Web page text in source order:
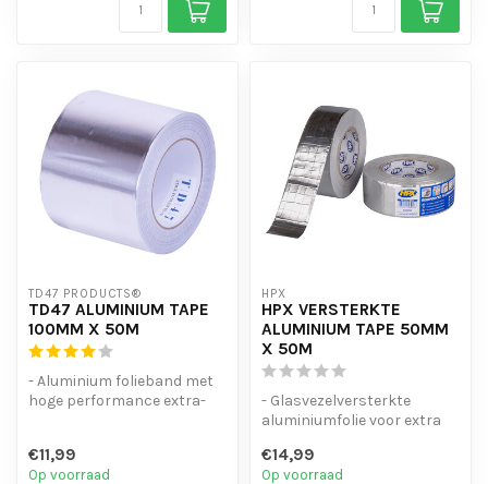
TD47 PRODUCTS®
TD47 ALUMINIUM TAPE
100MM X 50M
- Aluminium folieband met
hoge performance extra-
€11,99
Op voorraad
HPX
HPX VERSTERKTE
ALUMINIUM TAPE 50MM
X 50M
- Glasvezelversterkte
aluminiumfolie voor extra
- Lage waterdampdoorlaa...
€14,99
Op voorraad